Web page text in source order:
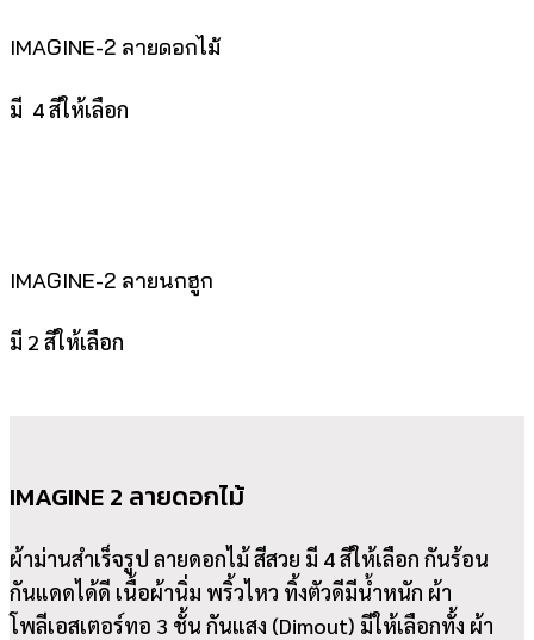
IMAGINE-2 ลายดอกไม้
มี 4 สีให้เลือก
IMAGINE-2 ลายนกฮูก
มี 2 สีให้เลือก
IMAGINE 2 ลายดอกไม้
ผ้าม่านสำเร็จรูป ลายดอกไม้ สีสวย มี 4 สีให้เลือก กันร้อน
กันแดดได้ดี เนื้อผ้านิ่ม พริ้วไหว ทิ้งตัวดีมีน้ำหนัก ผ้า
โพลีเอสเตอร์ทอ 3 ชั้น กันแสง (Dimout) มีให้เลือกทั้ง ผ้า